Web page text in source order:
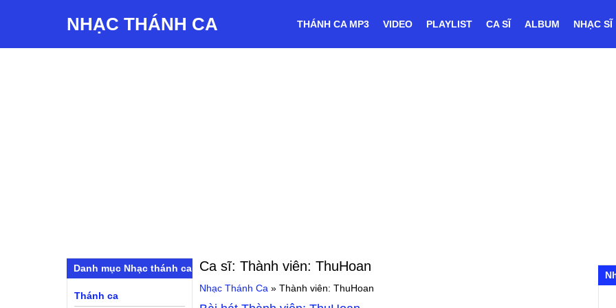
NHẠC THÁNH CA THÁNH CA MP3 VIDEO PLAYLIST CA SĨ ALBUM NHẠC SĨ
Ca sĩ:Thành viên: ThuHoan
Nhạc Thánh Ca »Thành viên: ThuHoan
Danh mục Nhạc thánh ca
Thánh ca